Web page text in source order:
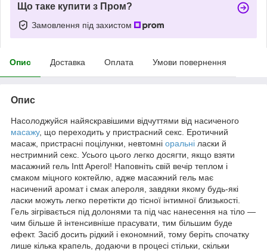
Що таке купити з Пром?
Замовлення під захистом
Опис Доставка Оплата Умови повернення
Опис
Насолоджуйся найяскравішими відчуттями від насиченого
масажу, що переходить у пристрасний секс. Еротичний
масаж, пристрасні поцілунки, невтомні оральні ласки й
нестримний секс. Усього цього легко досягти, якщо взяти
масажний гель Intt Aperol! Наповніть свій вечір теплом і
смаком міцного коктейлю, адже масажний гель має
насичений аромат і смак апероля, завдяки якому будь-які
ласки можуть легко перетікти до тісної інтимної близькості.
Гель зігрівається під долонями та під час нанесення на тіло —
чим більше й інтенсивніше прасувати, тим більшим буде
ефект. Засіб досить рідкий і економний, тому беріть спочатку
лише кілька крапель, додаючи в процесі стільки, скільки